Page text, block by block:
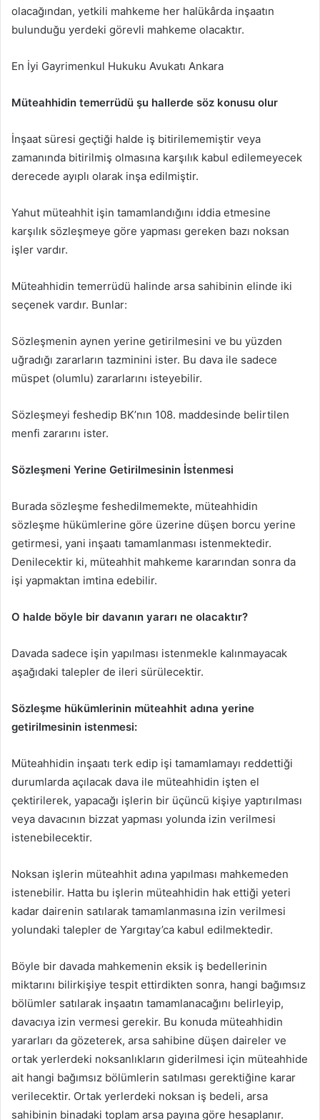
olacağından, yetkili mahkeme her halükârda inşaatın
bulunduğu yerdeki görevli mahkeme olacaktır.
En İyi Gayrimenkul Hukuku Avukatı Ankara
Müteahhidin temerrüdü şu hallerde söz konusu olur
İnşaat süresi geçtiği halde iş bitirilememiştir veya
zamanında bitirilmiş olmasına karşılık kabul edilemeyecek
derecede ayıplı olarak inşa edilmiştir.
Yahut müteahhit işin tamamlandığını iddia etmesine
karşılık sözleşmeye göre yapması gereken bazı noksan
işler vardır.
Müteahhidin temerrüdü halinde arsa sahibinin elinde iki
seçenek vardır. Bunlar:
Sözleşmenin aynen yerine getirilmesini ve bu yüzden
uğradığı zararların tazminini ister. Bu dava ile sadece
müspet (olumlu) zararlarını isteyebilir.
Sözleşmeyi feshedip BK’nın 108. maddesinde belirtilen
menfi zararını ister.
Sözleşmeni Yerine Getirilmesinin İstenmesi
Burada sözleşme feshedilmemekte, müteahhidin
sözleşme hükümlerine göre üzerine düşen borcu yerine
getirmesi, yani inşaatı tamamlanması istenmektedir.
Denilecektir ki, müteahhit mahkeme kararından sonra da
işi yapmaktan imtina edebilir.
O halde böyle bir davanın yararı ne olacaktır?
Davada sadece işin yapılması istenmekle kalınmayacak
aşağıdaki talepler de ileri sürülecektir.
Sözleşme hükümlerinin müteahhit adına yerine
getirilmesinin istenmesi:
Müteahhidin inşaatı terk edip işi tamamlamayı reddettiği
durumlarda açılacak dava ile müteahhidin işten el
çektirilerek, yapacağı işlerin bir üçüncü kişiye yaptırılması
veya davacının bizzat yapması yolunda izin verilmesi
istenebilecektir.
Noksan işlerin müteahhit adına yapılması mahkemeden
istenebilir. Hatta bu işlerin müteahhidin hak ettiği yeteri
kadar dairenin satılarak tamamlanmasına izin verilmesi
yolundaki talepler de Yargıtay’ca kabul edilmektedir.
Böyle bir davada mahkemenin eksik iş bedellerinin
miktarını bilirkişiye tespit ettirdikten sonra, hangi bağımsız
bölümler satılarak inşaatın tamamlanacağını belirleyip,
davacıya izin vermesi gerekir. Bu konuda müteahhidin
yararları da gözeterek, arsa sahibine düşen daireler ve
ortak yerlerdeki noksanlıkların giderilmesi için müteahhide
ait hangi bağımsız bölümlerin satılması gerektiğine karar
verilecektir. Ortak yerlerdeki noksan iş bedeli, arsa
sahibinin binadaki toplam arsa payına göre hesaplanır.